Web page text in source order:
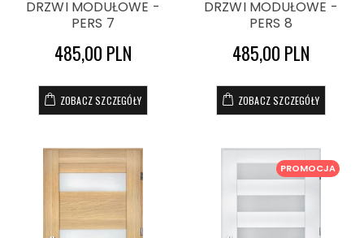
DRZWI MODUŁOWE -
PERS 7
485,00 PLN
ZOBACZ SZCZEGÓŁY
DRZWI MODUŁOWE -
PERS 8
485,00 PLN
ZOBACZ SZCZEGÓŁY
PROMOCJA